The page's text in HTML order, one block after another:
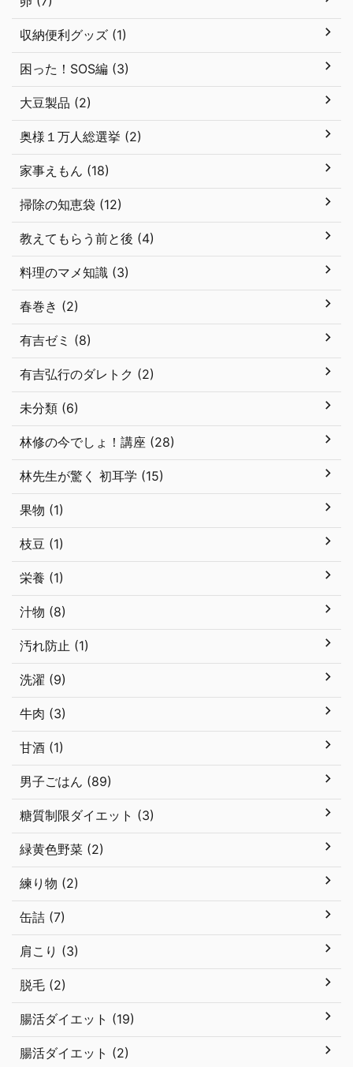
収納便利グッズ (1)
困った！SOS編 (3)
大豆製品 (2)
奥様１万人総選挙 (2)
家事えもん (18)
掃除の知恵袋 (12)
教えてもらう前と後 (4)
料理のマメ知識 (3)
春巻き (2)
有吉ゼミ (8)
有吉弘行のダレトク (2)
未分類 (6)
林修の今でしょ！講座 (28)
林先生が驚く 初耳学 (15)
果物 (1)
枝豆 (1)
栄養 (1)
汁物 (8)
汚れ防止 (1)
洗濯 (9)
牛肉 (3)
甘酒 (1)
男子ごはん (89)
糖質制限ダイエット (3)
緑黄色野菜 (2)
練り物 (2)
缶詰 (7)
肩こり (3)
脱毛 (2)
腸活ダイエット (19)
腸活ダイエット (2)